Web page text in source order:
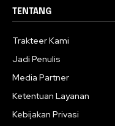
TENTANG
Trakteer Kami
Jadi Penulis
Media Partner
Ketentuan Layanan
Kebijakan Privasi